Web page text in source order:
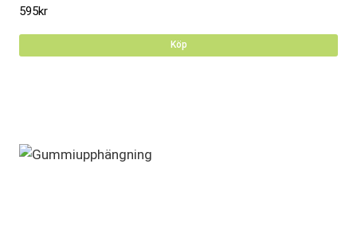
595kr
Köp